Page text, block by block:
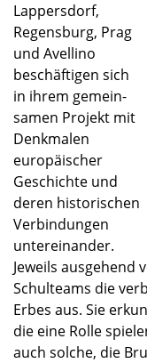
Lappers­dorf,
Regens­burg, Prag
und Avellino
beschäf­ti­gen sich
in ihrem gemein­
sa­men Projekt mit
Denkma­len
europäi­scher
Geschichte und
deren histo­ri­schen
Verbin­dun­gen
unter­ein­an­der.
Jeweils
Schul­teams die
Erbes aus. Sie
die eine Rolle
auch solche, die